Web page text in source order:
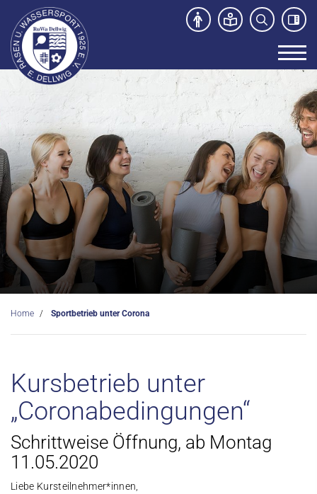
Home Sportbetrieb unter Corona
Kursbetrieb unter
„Coronabedingungen“
Schrittweise Öffnung, ab Montag
11.05.2020
Liebe Kursteilnehmer*innen,
Unser Verein
News
Sport- und Kursangebot
Freibad
Kontakt